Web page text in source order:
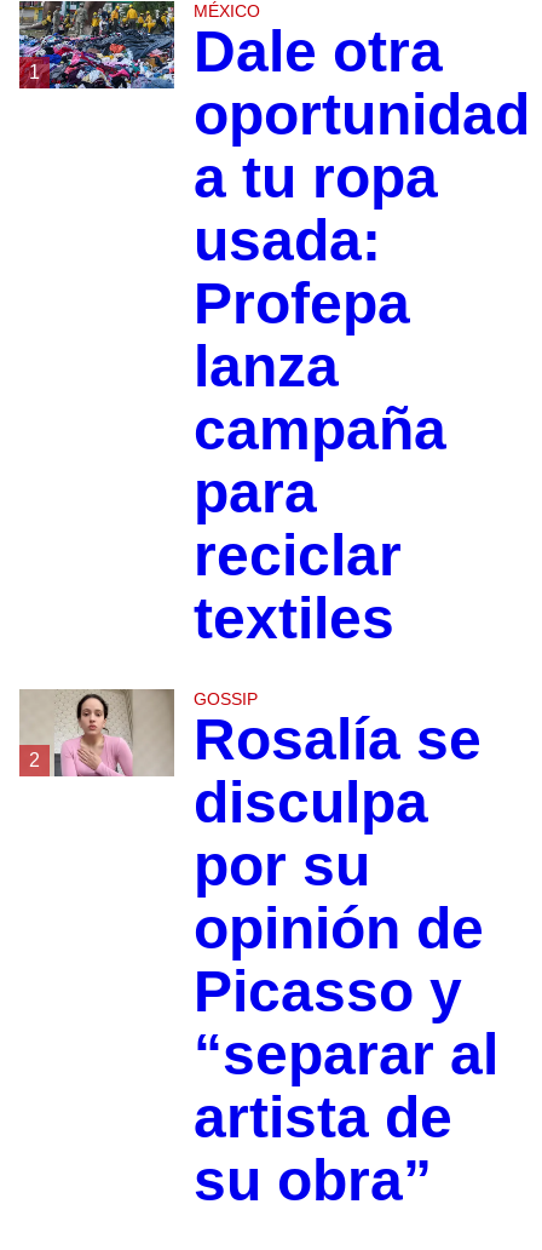
1
MÉXICO
Dale otra
oportunidad
a tu ropa
usada:
Profepa
lanza
campaña
para
reciclar
textiles
2
GOSSIP
Rosalía se
disculpa
por su
opinión de
Picasso y
“separar al
artista de
su obra”